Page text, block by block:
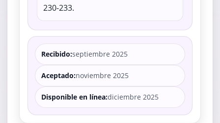
Recibido:septiembre 2025
Aceptado:noviembre 2025
Disponible en línea:diciembre 2025
230-233.